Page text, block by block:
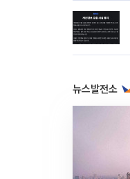
뉴스발전소